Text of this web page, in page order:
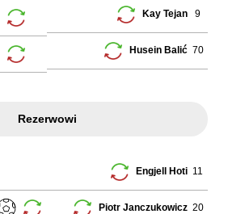
Kay Tejan 9
Husein Balić 70
Rezerwowi
Engjell Hoti 11
Piotr Janczukowicz 20